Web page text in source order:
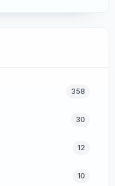
358
30
12
10